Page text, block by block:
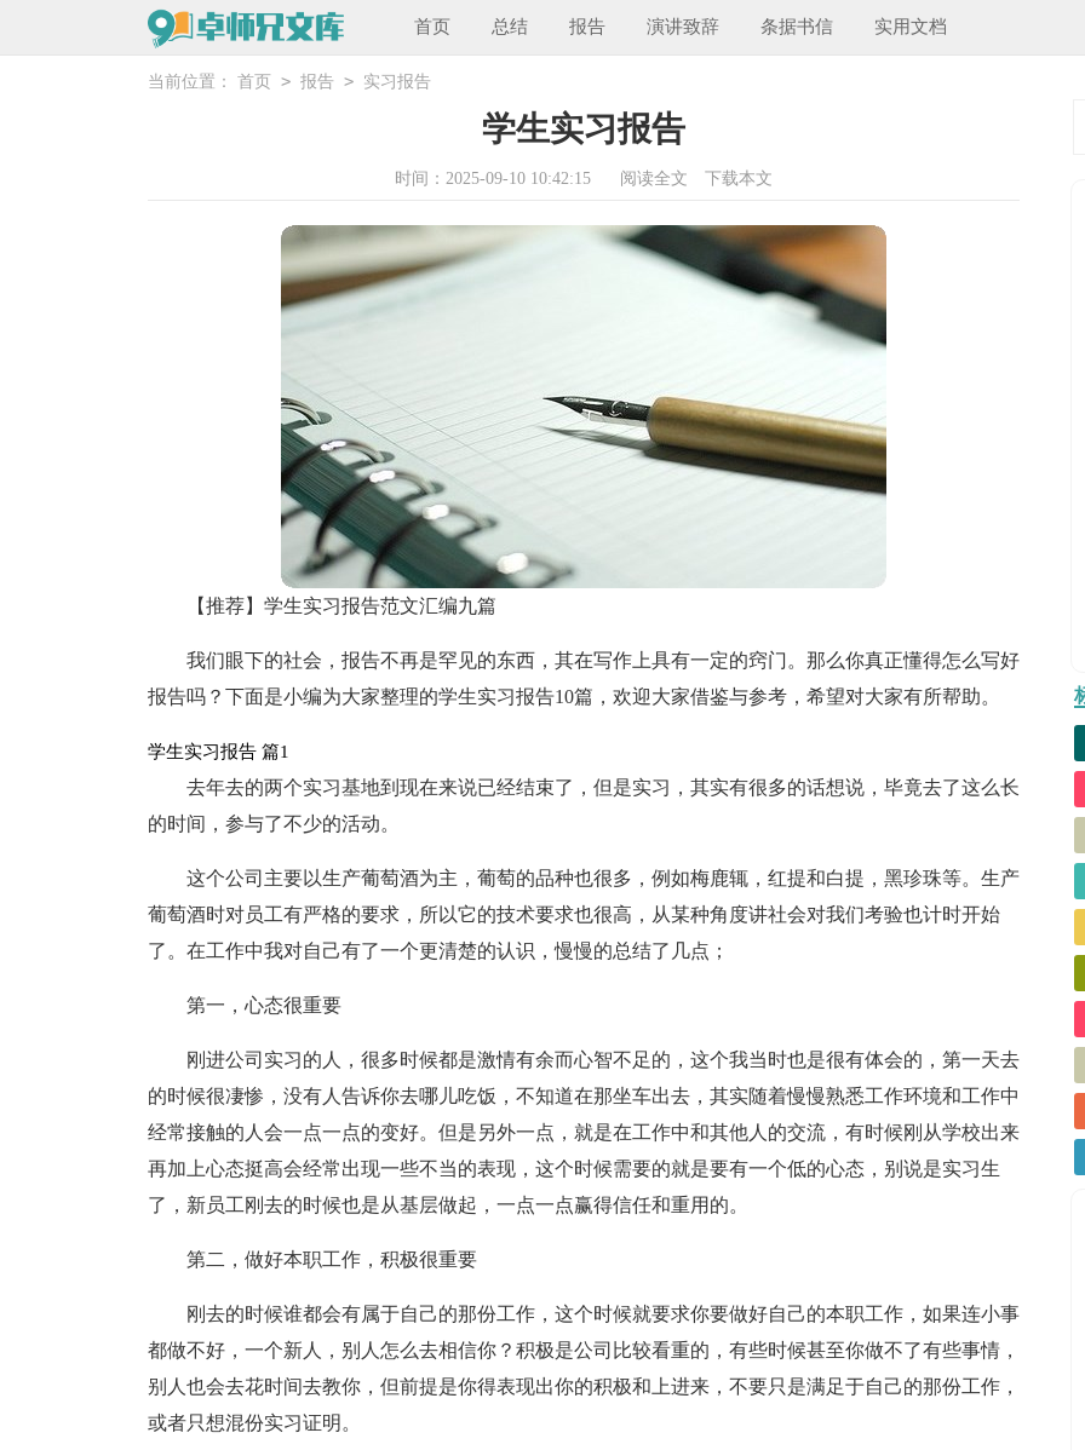
首页 总结 报告 演讲致辞 条据书信 实用文档
当前位置： 首页 > 报告 > 实习报告
学生实习报告
时间：2025-09-10 10:42:15 阅读全文 下载本文
【推荐】学生实习报告范文汇编九篇
我们眼下的社会，报告不再是罕见的东西，其在写作上具有一定的窍门。那么你真正懂得怎么写好
报告吗？下面是小编为大家整理的学生实习报告10篇，欢迎大家借鉴与参考，希望对大家有所帮助。
学生实习报告 篇1
去年去的两个实习基地到现在来说已经结束了，但是实习，其实有很多的话想说，毕竟去了这么长
的时间，参与了不少的活动。
这个公司主要以生产葡萄酒为主，葡萄的品种也很多，例如梅鹿辄，红提和白提，黑珍珠等。生产
葡萄酒时对员工有严格的要求，所以它的技术要求也很高，从某种角度讲社会对我们考验也计时开始
了。在工作中我对自己有了一个更清楚的认识，慢慢的总结了几点；
第一，心态很重要
刚进公司实习的人，很多时候都是激情有余而心智不足的，这个我当时也是很有体会的，第一天去
的时候很凄惨，没有人告诉你去哪儿吃饭，不知道在那坐车出去，其实随着慢慢熟悉工作环境和工作中
经常接触的人会一点一点的变好。但是另外一点，就是在工作中和其他人的交流，有时候刚从学校出来
再加上心态挺高会经常出现一些不当的表现，这个时候需要的就是要有一个低的心态，别说是实习生
了，新员工刚去的时候也是从基层做起，一点一点赢得信任和重用的。
第二，做好本职工作，积极很重要
刚去的时候谁都会有属于自己的那份工作，这个时候就要求你要做好自己的本职工作，如果连小事
都做不好，一个新人，别人怎么去相信你？积极是公司比较看重的，有些时候甚至你做不了有些事情，
别人也会去花时间去教你，但前提是你得表现出你的积极和上进来，不要只是满足于自己的那份工作，
或者只想混份实习证明。